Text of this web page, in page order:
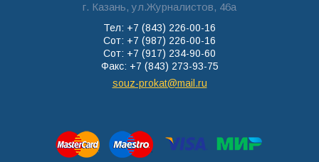
г. Казань, ул.Журналистов, 46а
Тел: +7 (843) 226-00-16
Сот: +7 (987) 226-00-16
Сот: +7 (917) 234-90-60
Факс: +7 (843) 273-93-75
souz-prokat@mail.ru